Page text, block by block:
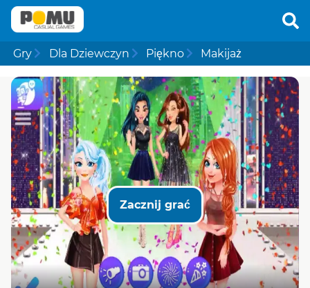
Gry Dla Dziewczyn Piękno Makijaż
Zacznij grać